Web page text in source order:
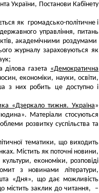
України, Постанови Кабінету
як громадсько-політичне і
управління, питань
академічними роздумами
журналу зараховуються як
дiлова газета «Демократична
економіки, науки, освіти,
з них робить це доступно і
«Дзеркало тижня. Україна»
Матеріали стосуються
розвитку суспільства та
тематики, що виходить
Містить як поточні новини,
економіки, розповіді
з новинами літератури,
«Дня», що дає можливість
містить заклик до читання, –